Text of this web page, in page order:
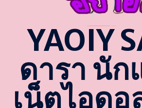
YAOIY
ดารา นัก
เน็ตไอดอ